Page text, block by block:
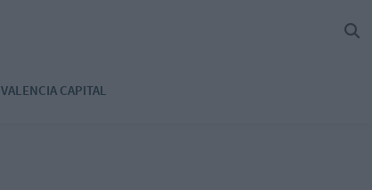
VALENCIA CAPITAL